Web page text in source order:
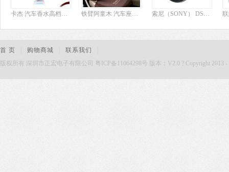
卡杰 汽车香水高档车载精油车用香水挂饰车内摆件悬挂式多面体系列 罗马假日-翡翠绿 铁臂阿童木 汽车座垫座套椅套坐垫 四季通用车垫20件套 红黑 AT-201 索尼（SONY） DSC-H400 长焦数码相机 黑色（2010万有效像素 3英寸液晶屏 63倍光学变 25mm广角）
首 页 购物商城 联系我们
版权所有 深圳市正宏电子有限公司 粤ICP备11064298号 版本：V2.0 ? Copyright 2013 -